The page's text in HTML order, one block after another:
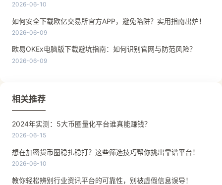
2026-06-10
如何安全下载欧亿交易所官方APP，避免陷阱？实用指南出炉！
2026-06-09
欧易OKEx电脑版下载避坑指南：如何识别官网与防范风险？
2026-06-09
相关推荐
2024年实测：5大币圈量化平台谁真能赚钱？
2026-06-15
想在加密货币圈稳扎稳打？这些筛选技巧帮你挑出靠谱平台！
2026-06-10
教你轻松辨别行业资讯平台的可靠性，别被虚假信息误导！